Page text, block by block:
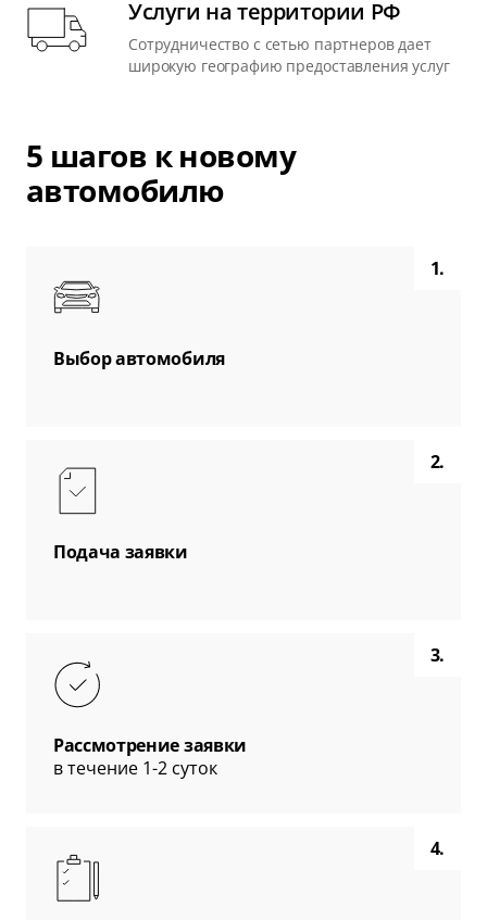
Услуги на территории РФ
Сотрудничество с сетью партнеров дает
широкую географию предоставления услуг
5 шагов к новому
автомобилю
1.
Выбор автомобиля
2.
Подача заявки
3.
Рассмотрение заявки
в течение 1-2 суток
4.